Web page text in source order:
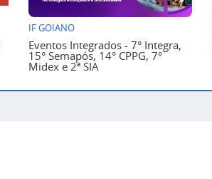
IF GOIANO
Eventos Integrados - 7° Integra,
15° Semapós, 14° CPPG, 7°
Midex e 2ª SIA